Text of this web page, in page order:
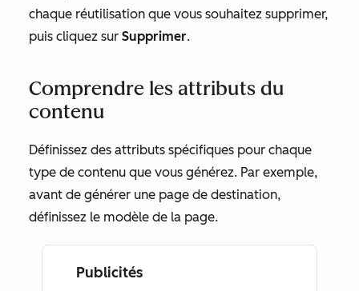
chaque réutilisation que vous souhaitez supprimer,
puis cliquez sur Supprimer.
Comprendre les attributs du
contenu
Définissez des attributs spécifiques pour chaque
type de contenu que vous générez. Par exemple,
avant de générer une page de destination,
définissez le modèle de la page.
Publicités